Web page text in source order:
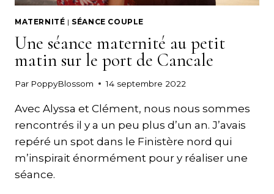
MATERNITÉ | SÉANCE COUPLE
Une séance maternité au petit
matin sur le port de Cancale
Par PoppyBlossom 14 septembre 2022
Avec Alyssa et Clément, nous nous sommes
rencontrés il y a un peu plus d’un an. J’avais
repéré un spot dans le Finistère nord qui
m’inspirait énormément pour y réaliser une
séance.